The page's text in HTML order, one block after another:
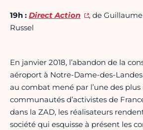
19h : Direct Action
, de
Russel
En janvier 2018, l’abandon de la
aéroport à Notre-Dame-des-
au combat mené par l’une des
communautés d’activistes de
dans la ZAD, les réalisateurs
société qui esquisse à présent les